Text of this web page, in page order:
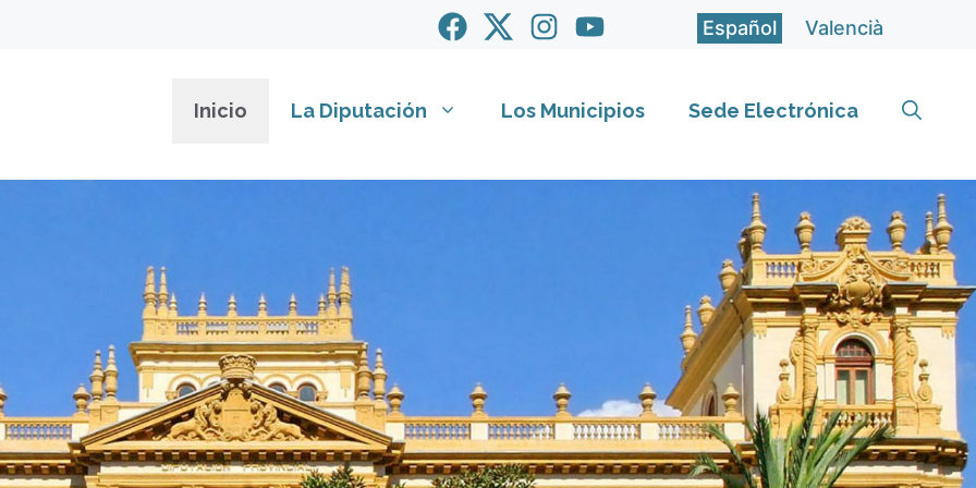
Español Valencià
Inicio La Diputación Los Municipios Sede Electrónica